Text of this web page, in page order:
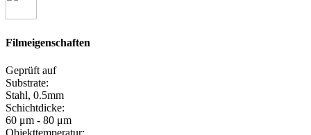
Filmeigenschaften
Geprüft auf
Substrate:
Stahl, 0.5mm
Schichtdicke:
60 μm - 80 μm
Objekttemperatur: